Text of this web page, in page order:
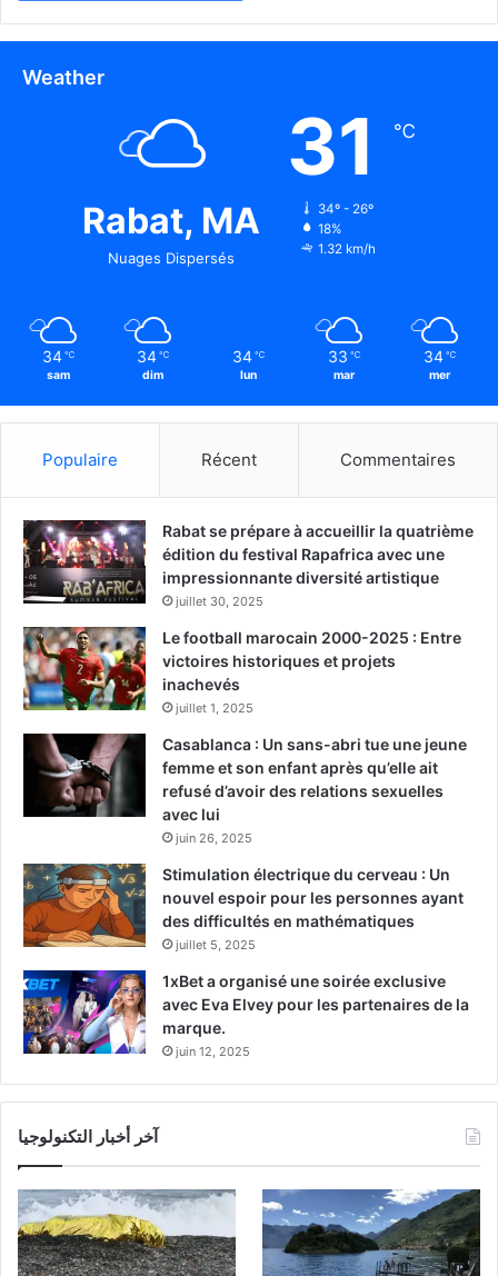
Weather
Rabat, MA
Nuages Dispersés
31 ℃
34º - 26º
18%
1.32 km/h
34 ℃
sam
34 ℃
dim
34 ℃
lun
33 ℃
mar
34 ℃
mer
Populaire Récent Commentaires
Rabat se prépare à accueillir la quatrième
édition du festival Rapafrica avec une
impressionnante diversité artistique
juillet 30, 2025
Le football marocain 2000-2025 : Entre
victoires historiques et projets
inachevés
juillet 1, 2025
Casablanca : Un sans-abri tue une jeune
femme et son enfant après qu’elle ait
refusé d’avoir des relations sexuelles
avec lui
juin 26, 2025
Stimulation électrique du cerveau : Un
nouvel espoir pour les personnes ayant
des difficultés en mathématiques
juillet 5, 2025
1xBet a organisé une soirée exclusive
avec Eva Elvey pour les partenaires de la
marque.
juin 12, 2025
آخر أخبار التكنولوجيا